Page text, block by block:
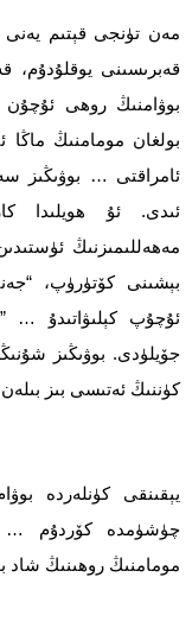
قەبرىسىنى يوقلۇدۇم،
بوۋامنىڭ روھى ئۇچۇن
بولغان مومامنىڭ ماڭا
ئامراقتى … بوۋىڭىز
ئىدى. ئۇ ھويلىدا
مەھەللىمىزنىڭ
بېشىنى كۆتۈرۈپ،
ئۇچۇپ كېلىۋاتىدۇ …
جۆيلۈدى. بوۋىڭىز
كۈننىڭ ئەتىسى بىز
يېقىنقى كۈنلەردە
چۈشۈمدە كۆردۇم …
مومامنىڭ روھىنىڭ شاد